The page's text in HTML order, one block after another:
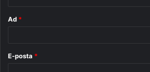
Ad *
E-posta *